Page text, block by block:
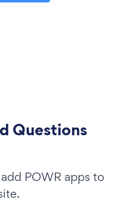
Questions
POWR apps to